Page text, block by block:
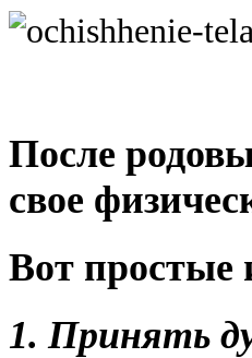
После
свое
Вот простые
1. Принять